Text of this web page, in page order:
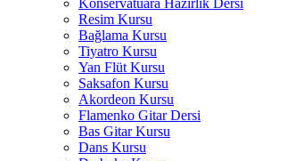
Konservatuara Hazırlık Dersi
Resim Kursu
Bağlama Kursu
Tiyatro Kursu
Yan Flüt Kursu
Saksafon Kursu
Akordeon Kursu
Flamenko Gitar Dersi
Bas Gitar Kursu
Dans Kursu